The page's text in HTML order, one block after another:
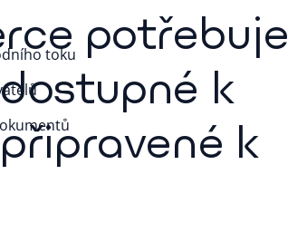
toku
potřebuje
k
k